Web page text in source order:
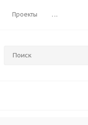
Проекты ...